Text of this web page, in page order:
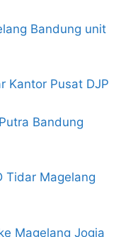
Bandung unit
Kantor Pusat DJP
Bandung
Tidar Magelang
Magelang Jogja